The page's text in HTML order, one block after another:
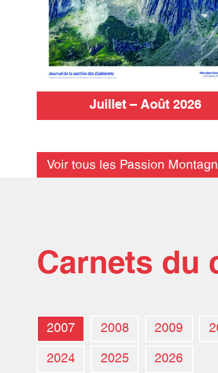
Juillet – Août 2026
Voir tous les Passion
Carnets du
2007 2008 2009
2024 2025 2026